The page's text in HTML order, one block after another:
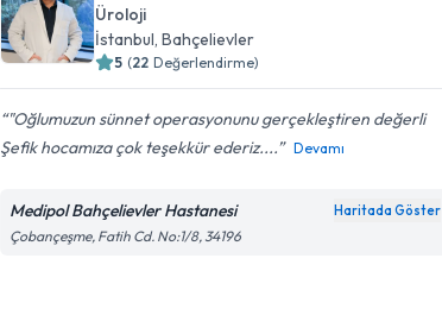
Üroloji
İstanbul , Bahçelievler
5 (22 Değerlendirme)
"Oğlumuzun sünnet operasyonunu gerçekleştiren değerli
Şefik hocamıza çok teşekkür ederiz....
Devamı
Medipol Bahçelievler Hastanesi Haritada Göster
Çobançeşme, Fatih Cd. No:1/8, 34196